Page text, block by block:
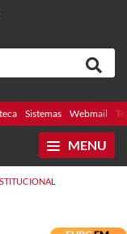
Sistemas Webmail
MENU